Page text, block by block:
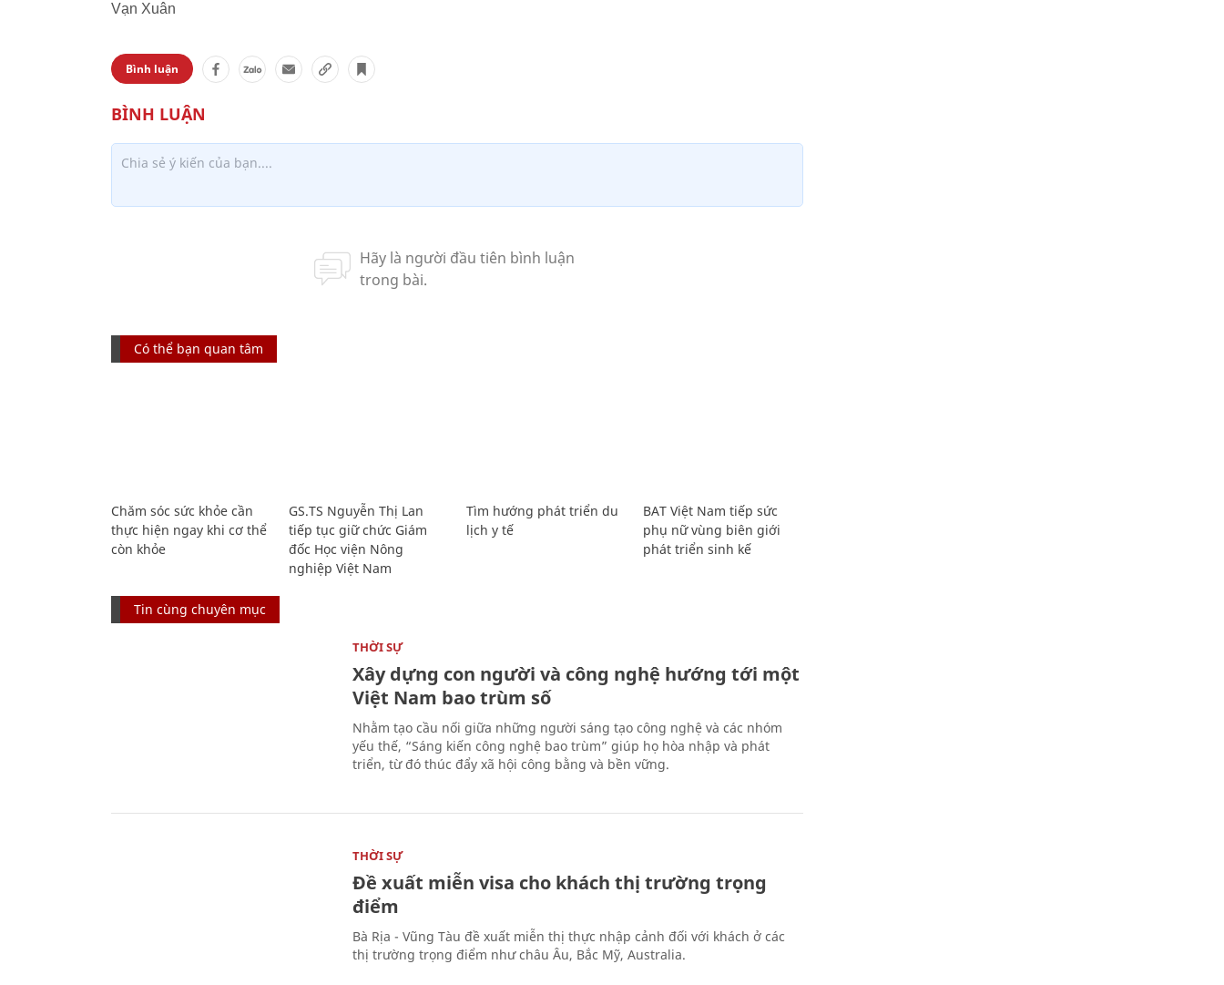
Vạn Xuân
Bình luận
Có thể bạn quan tâm
Chăm sóc sức khỏe cần
thực hiện ngay khi cơ thể
còn khỏe
GS.TS Nguyễn Thị Lan
tiếp tục giữ chức Giám
đốc Học viện Nông
nghiệp Việt Nam
Tìm hướng phát triển du
lịch y tế
BAT Việt Nam tiếp sức
phụ nữ vùng biên giới
phát triển sinh kế
Tin cùng chuyên mục
THỜI SỰ
Xây dựng con người và công nghệ hướng tới một
Việt Nam bao trùm số
Nhằm tạo cầu nối giữa những người sáng tạo công nghệ và các nhóm
yếu thế, “Sáng kiến công nghệ bao trùm” giúp họ hòa nhập và phát
triển, từ đó thúc đẩy xã hội công bằng và bền vững.
THỜI SỰ
Đề xuất miễn visa cho khách thị trường trọng
điểm
Bà Rịa - Vũng Tàu đề xuất miễn thị thực nhập cảnh đối với khách ở các
thị trường trọng điểm như châu Âu, Bắc Mỹ, Australia.